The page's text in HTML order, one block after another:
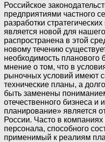
Российское
предприятиями частного
разработки
является новой для
распространена в этой
новому течению
необходимость планового
мнение о том, что в
рыночных условий имеют
технические планы, а
быть заменены
отечественного бизнеса и
планирование» является
России. Часто в
персонала, способного
применимый к реалиям